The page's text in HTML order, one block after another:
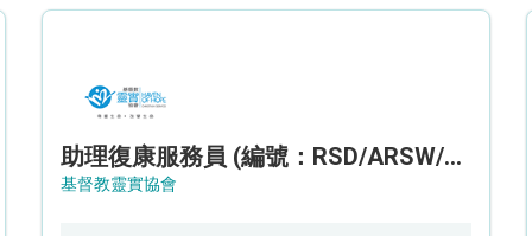
助理復康服務員 (編號：RSD/ARSW/CTE)
基督教靈實協會